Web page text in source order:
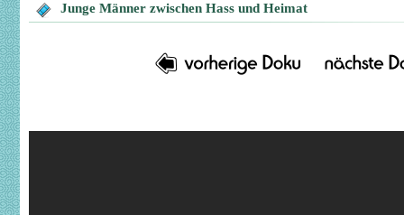
Junge Männer zwischen Hass und Heimat